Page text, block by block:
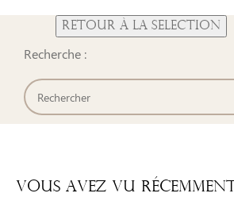
Recherche :
Vous Avez Vu Récemment